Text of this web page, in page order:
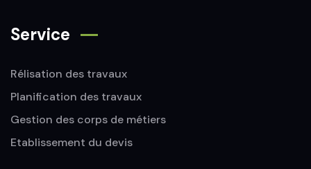
Service
Rélisation des travaux
Planification des travaux
Gestion des corps de métiers
Etablissement du devis